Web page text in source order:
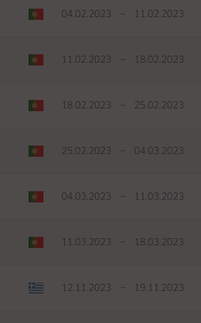
04.02.2023 — 11.02.2023
11.02.2023 — 18.02.2023
18.02.2023 — 25.02.2023
25.02.2023 — 04.03.2023
04.03.2023 — 11.03.2023
11.03.2023 — 18.03.2023
12.11.2023 — 19.11.2023